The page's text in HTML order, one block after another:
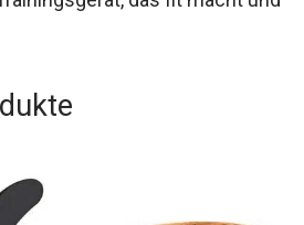
sucht, wird mit dem
Wave Balance Board